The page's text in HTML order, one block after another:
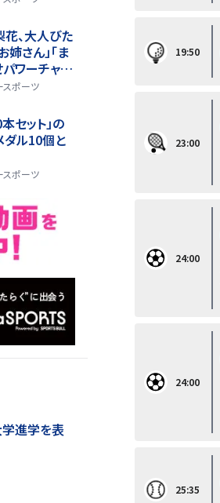
花、大人びた
さん」「ま
パワーチャー
スポーツ
セット」の
ル10個と
スポーツ
進学を表
19:50
23:00
24:00
24:00
25:35